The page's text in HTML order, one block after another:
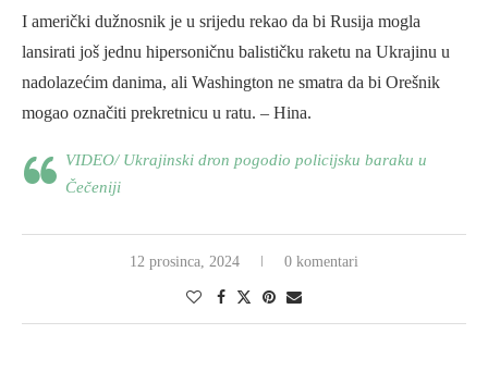
I američki dužnosnik je u srijedu rekao da bi Rusija mogla
lansirati još jednu hipersoničnu balističku raketu na Ukrajinu u
nadolazećim danima, ali Washington ne smatra da bi Orešnik
mogao označiti prekretnicu u ratu. – Hina.
VIDEO/ Ukrajinski dron pogodio policijsku baraku u
Čečeniji
12 prosinca, 2024 0 komentari